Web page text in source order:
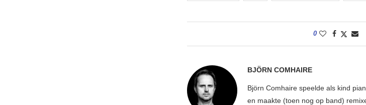
0
BJÖRN COMHAIRE
Björn Comhaire speelde als kind
en maakte (toen nog op band)